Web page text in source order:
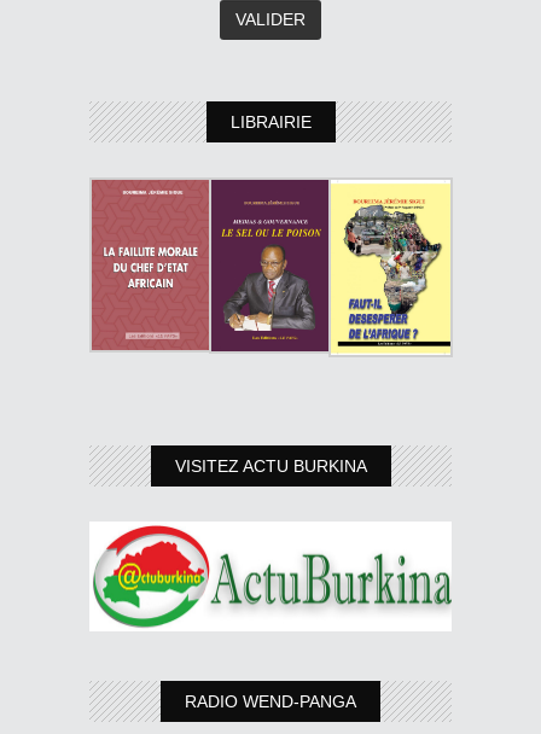
LIBRAIRIE
VISITEZ ACTU BURKINA
RADIO WEND-PANGA